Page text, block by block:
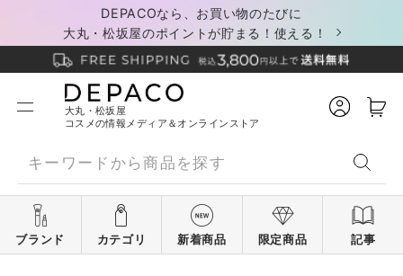
DEPACOなら、お買い物のたびに
大丸・松坂屋のポイントが貯まる！使える！
大丸・松坂屋
コスメの情報メディア＆オンラインストア
ブランド カテゴリ 新着商品 限定商品 記事